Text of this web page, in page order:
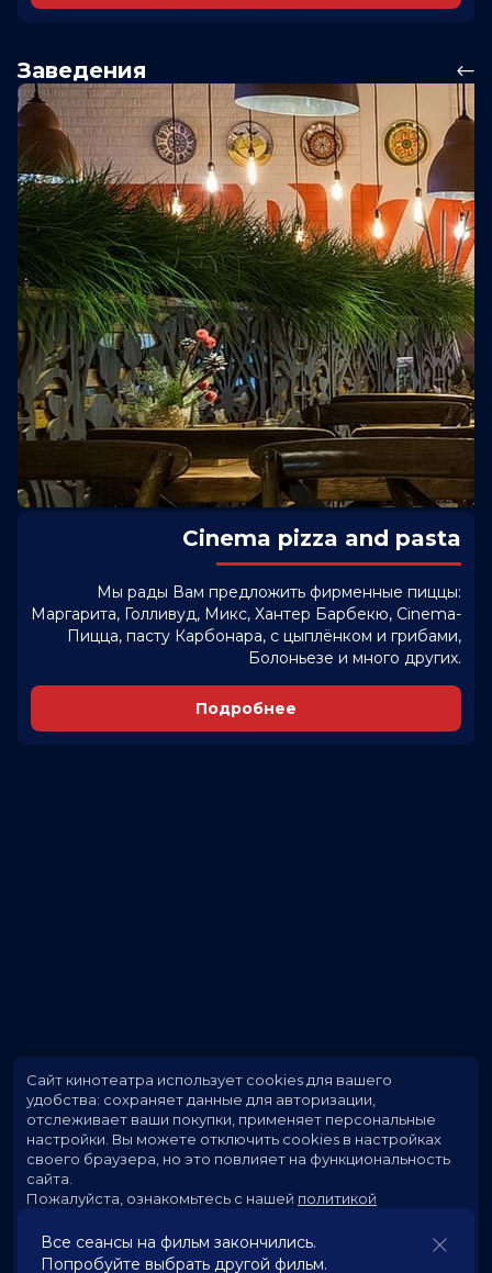
Заведения
Cinema pizza and pasta
Мы рады Вам предложить фирменные пиццы:
Маргарита, Голливуд, Микс, Хантер Барбекю, Cinema-
Пицца, пасту Карбонара, с цыплёнком и грибами,
Болоньезе и много других.
Подробнее
Все сеансы на фильм закончились.
Попробуйте выбрать другой фильм.
Сайт кинотеатра использует cookies для вашего
удобства: сохраняет данные для авторизации,
отслеживает ваши покупки, применяет персональные
настройки. Вы можете отключить cookies в настройках
своего браузера, но это повлияет на функциональность
сайта.
Пожалуйста, ознакомьтесь с нашей политикой
Принять